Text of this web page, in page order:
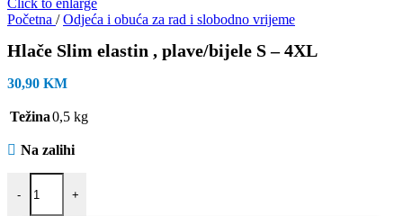
Click to enlarge
Početna / Odjeća i obuća za rad i slobodno vrijeme
Hlače Slim elastin , plave/bijele S – 4XL
30,90 KM
Težina0,5 kg
Na zalihi
-
Hlače Slim elastin , plave/bijele S - 4XL količina
+